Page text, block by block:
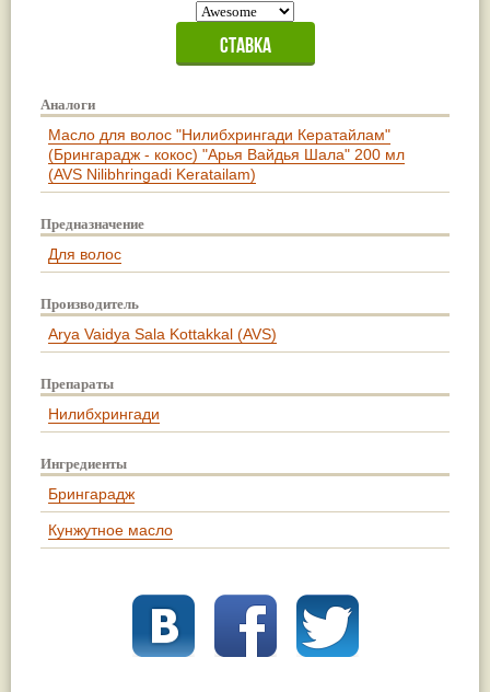
Аналоги
Масло для волос "Нилибхрингади Кератайлам"
(Брингарадж - кокос) "Арья Вайдья Шала" 200 мл
(AVS Nilibhringadi Keratailam)
Предназначение
Для волос
Производитель
Arya Vaidya Sala Kottakkal (AVS)
Препараты
Нилибхрингади
Ингредиенты
Брингарадж
Кунжутное масло